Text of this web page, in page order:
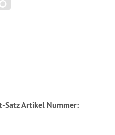
Satz Artikel Nummer: